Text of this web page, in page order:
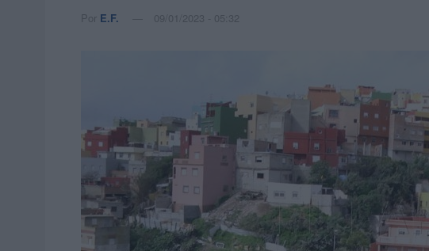
Por E.F. 09/01/2023 - 05:32